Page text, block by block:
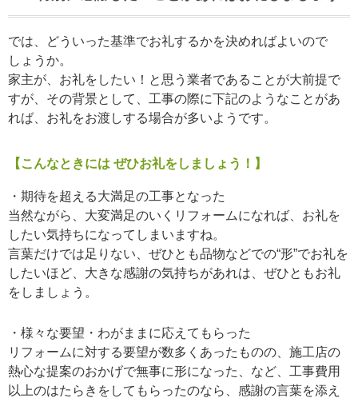
では、どういった基準でお礼するかを決めればよいので
しょうか。
家主が、お礼をしたい！と思う業者であることが大前提で
すが、その背景として、工事の際に下記のようなことがあ
れば、お礼をお渡しする場合が多いようです。
【こんなときには ぜひお礼をしましょう！】
・期待を超える大満足の工事となった
当然ながら、大変満足のいくリフォームになれば、お礼を
したい気持ちになってしまいますね。
言葉だけでは足りない、ぜひとも品物などでの“形”でお礼を
したいほど、大きな感謝の気持ちがあれは、ぜひともお礼
をしましょう。
・様々な要望・わがままに応えてもらった
リフォームに対する要望が数多くあったものの、施工店の
熱心な提案のおかげで無事に形になった、など、工事費用
以上のはたらきをしてもらったのなら、感謝の言葉を添え